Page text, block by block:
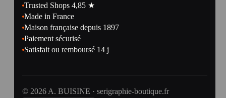
Trusted Shops 4,85 ★
Made in France
Maison française depuis 1897
Paiement sécurisé
Satisfait ou remboursé 14 j
© 2026 A. BUISINE · serigraphie-boutique.fr